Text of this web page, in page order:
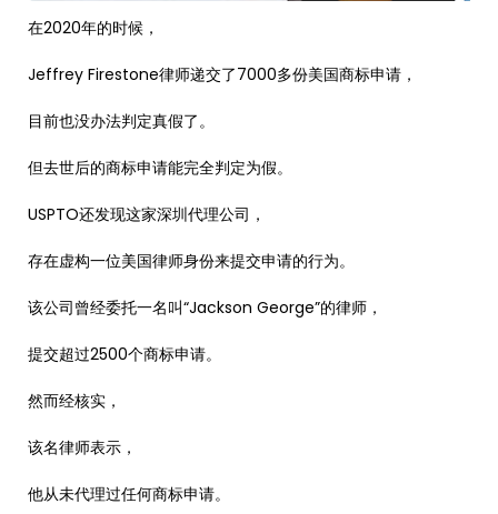
在2020年的时候，
Jeffrey Firestone律师递交了7000多份美国商标申请，
目前也没办法判定真假了。
但去世后的商标申请能完全判定为假。
USPTO还发现这家深圳代理公司，
存在虚构一位美国律师身份来提交申请的行为。
该公司曾经委托一名叫“Jackson George”的律师，
提交超过2500个商标申请。
然而经核实，
该名律师表示，
他从未代理过任何商标申请。